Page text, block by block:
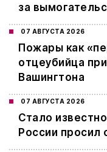
за
07 АВГУСТА 2026
Пожары как
отцеубийца
Вашингтона
07 АВГУСТА 2026
Стало
России просил